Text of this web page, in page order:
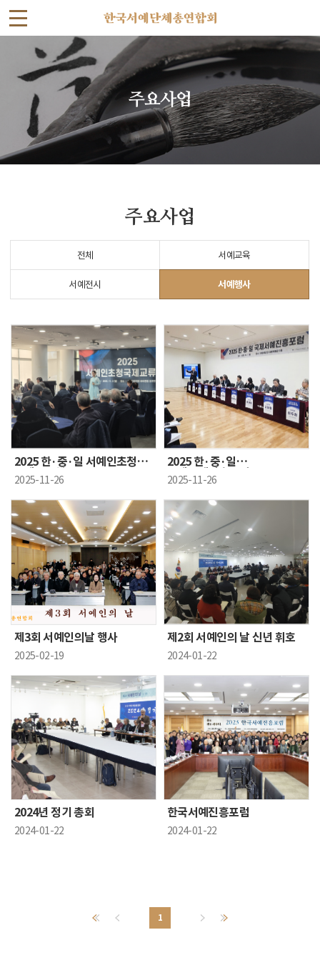
사
단
법
인
한
국
서
예
단
체
총
연
합
회
주요사업
주요사업
전체 서예교육
서예전시 서예행사
2025 한·중·일 서예인초청
국제교류행사
2025-11-26
2025 한·중·일
국제서예진흥포럼
2025-11-26
제3회 서예인의날 행사
2025-02-19
제2회 서예인의 날 신년 휘호
2024-01-22
2024년 정기 총회
2024-01-22
한국서예진흥포럼
2024-01-22
1